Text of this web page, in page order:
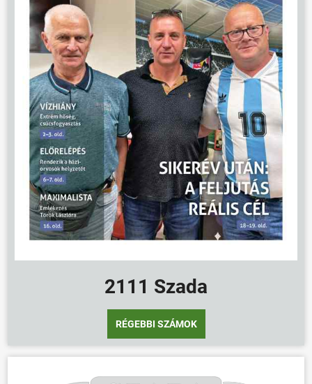
ÖNKORMÁNYZAT
ÜGYINTÉZÉS
KÖZÖSSÉG
HÍREK
VÁLASZTÁSOK
2111 Szada
RÉGEBBI SZÁMOK